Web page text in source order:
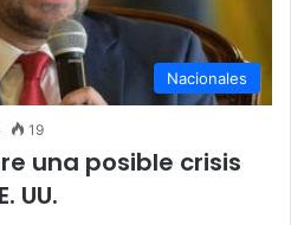
Nacionales
19
una posible crisis
UU.